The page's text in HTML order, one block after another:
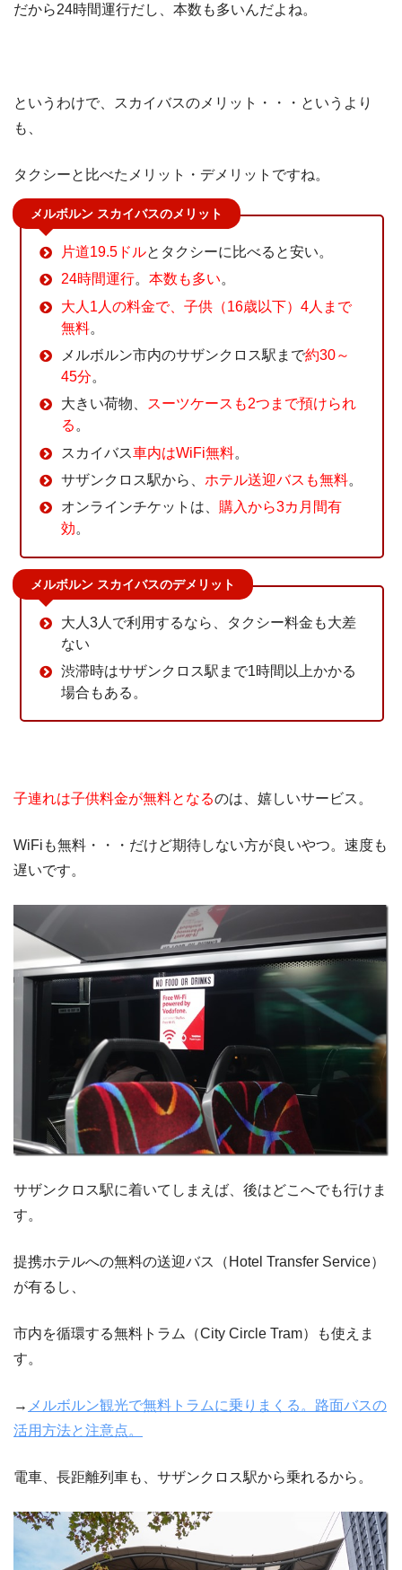
だから24時間運行だし、本数も多いんだよね。
というわけで、スカイバスのメリット・・・というより
も、
タクシーと比べたメリット・デメリットですね。
メルボルン スカイバスのメリット
片道19.5ドルとタクシーに比べると安い。
24時間運行。 本数も多い。
大人1人の料金で、子供（16歳以下）4人まで
無料。
メルボルン市内のサザンクロス駅まで約30～
45分。
大きい荷物、
スーツケースも2つまで預けられ
る 。
スカイバス車内はWiFi無料。
サザンクロス駅から、 ホテル送迎バスも無料。
オンラインチケットは、 購入から3カ月間有
効。
メルボルン スカイバスのデメリット
大人3人で利用するなら、タクシー料金も大差
ない
渋滞時はサザンクロス駅まで1時間以上かかる
場合もある。
子連れは子供料金が無料となるのは、嬉しいサービス。
WiFiも無料・・・だけど期待しない方が良いやつ。速度も
遅いです。
サザンクロス駅に着いてしまえば、後はどこへでも行けま
す。
提携ホテルへの無料の送迎バス（Hotel Transfer Service）
が有るし、
市内を循環する無料トラム（City Circle Tram）も使えま
す。
→ メルボルン観光で無料トラムに乗りまくる。路面バスの
活用方法と注意点。
電車、長距離列車も、サザンクロス駅から乗れるから。